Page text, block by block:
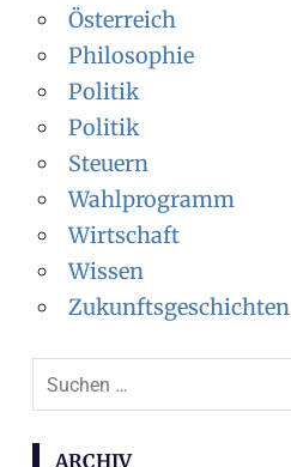
Österreich
Philosophie
Politik
Politik
Steuern
Wahlprogramm
Wirtschaft
Wissen
Zukunftsgeschichten
Suchen
nach:
ARCHIV